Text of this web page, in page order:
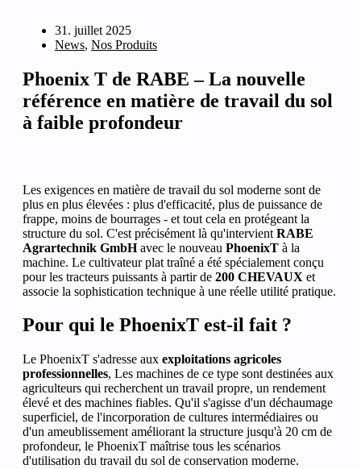
31. juillet 2025
News, Nos Produits
Phoenix T de RABE – La nouvelle
référence en matière de travail du sol
à faible profondeur
Les exigences en matière de travail du sol moderne sont de
plus en plus élevées : plus d'efficacité, plus de puissance de
frappe, moins de bourrages - et tout cela en protégeant la
structure du sol. C'est précisément là qu'intervient RABE
Agrartechnik GmbHavec le nouveau PhoenixT à la
machine. Le cultivateur plat traîné a été spécialement conçu
pour les tracteurs puissants à partir de 200 CHEVAUX et
associe la sophistication technique à une réelle utilité pratique.
Pour qui le PhoenixT est-il fait ?
Le PhoenixT s'adresse aux exploitations agricoles
professionnelles, Les machines de ce type sont destinées aux
agriculteurs qui recherchent un travail propre, un rendement
élevé et des machines fiables. Qu'il s'agisse d'un déchaumage
superficiel, de l'incorporation de cultures intermédiaires ou
d'un ameublissement améliorant la structure jusqu'à 20 cm de
profondeur, le PhoenixT maîtrise tous les scénarios
d'utilisation du travail du sol de conservation moderne.